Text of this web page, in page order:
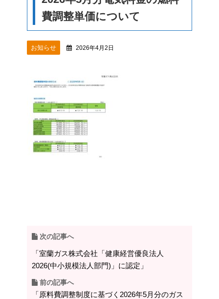
メーターの復帰方法
費調整単価について
お知らせ 2026年4月2日
次の記事へ
「室蘭ガス株式会社「健康経営優良法人
2026(中小規模法人部門)」に認定」
前の記事へ
「原料費調整制度に基づく2026年5月分のガス